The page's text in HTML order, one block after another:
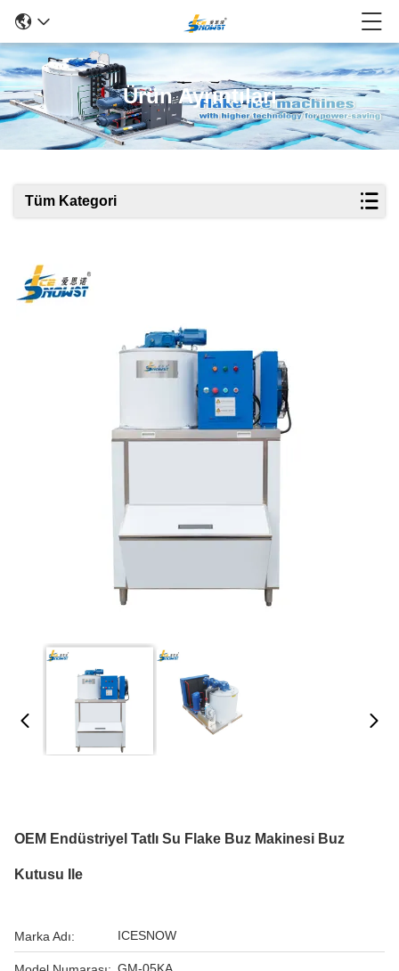
Ürün Ayrıntıları
Tüm Kategori
OEM Endüstriyel Tatlı Su Flake Buz Makinesi Buz
Kutusu Ile
Marka Adı: ICESNOW